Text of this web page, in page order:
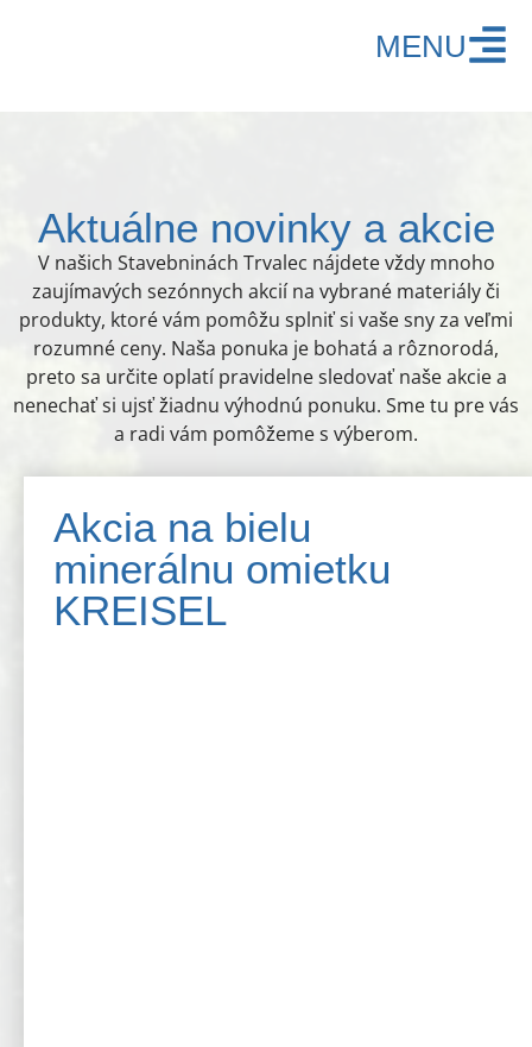
MENU
Aktuálne novinky a akcie
V našich Stavebninách Trvalec nájdete vždy mnoho
zaujímavých sezónnych akcií na vybrané materiály či
produkty, ktoré vám pomôžu splniť si vaše sny za veľmi
rozumné ceny. Naša ponuka je bohatá a rôznorodá,
preto sa určite oplatí pravidelne sledovať naše akcie a
nenechať si ujsť žiadnu výhodnú ponuku. Sme tu pre vás
a radi vám pomôžeme s výberom.
Akcia na bielu
minerálnu omietku
KREISEL